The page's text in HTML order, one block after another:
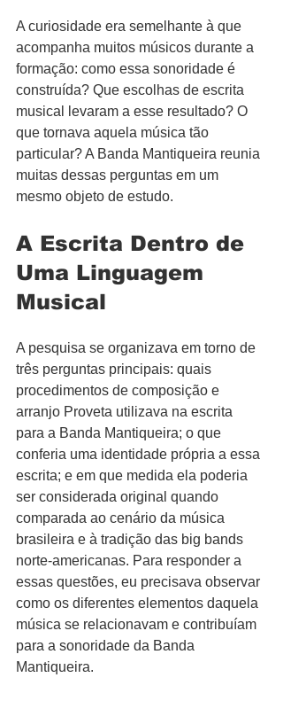
A curiosidade era semelhante à que
acompanha muitos músicos durante a
formação: como essa sonoridade é
construída? Que escolhas de escrita
musical levaram a esse resultado? O
que tornava aquela música tão
particular? A Banda Mantiqueira reunia
muitas dessas perguntas em um
mesmo objeto de estudo.
A Escrita Dentro de
Uma Linguagem
Musical
A pesquisa se organizava em torno de
três perguntas principais: quais
procedimentos de composição e
arranjo Proveta utilizava na escrita
para a Banda Mantiqueira; o que
conferia uma identidade própria a essa
escrita; e em que medida ela poderia
ser considerada original quando
comparada ao cenário da música
brasileira e à tradição das big bands
norte-americanas. Para responder a
essas questões, eu precisava observar
como os diferentes elementos daquela
música se relacionavam e contribuíam
para a sonoridade da Banda
Mantiqueira.